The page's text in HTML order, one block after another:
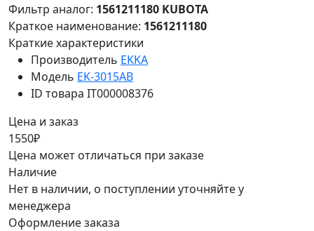
Фильтр аналог: 1561211180 KUBOTA
Краткое наименование: 1561211180
Краткие характеристики
Производитель EKKA
Модель EK-3015AB
ID товара IT000008376
Цена и заказ
1550₽
Цена может отличаться при заказе
Наличие
Нет в наличии, о поступлении уточняйте у
менеджера
Оформление заказа